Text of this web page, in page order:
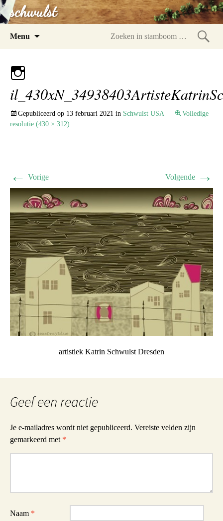
schwulst
Menu
Gepubliceerd op 13 februari 2021 in Schwulst USA
Volledige
resolutie (430 × 312)
← Vorige Volgende →
artistiek Katrin Schwulst Dresden
Geef een reactie
Je e-mailadres wordt niet gepubliceerd. Vereiste velden zijn
gemarkeerd met *
Naam *